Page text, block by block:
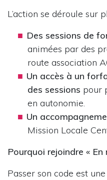
L’action se déroule sur
Des sessions de
animées par des
route association
Un accès à un
des sessions pour
en autonomie.
Un
Mission Locale
Pourquoi rejoindre «
Passer son code est